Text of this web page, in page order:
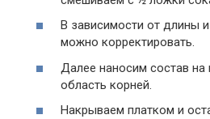
В зависимости от длины
можно корректировать.
Далее наносим состав
область корней.
Накрываем платком и